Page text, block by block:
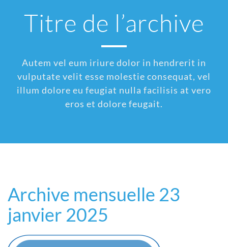
Titre de l’archive
Autem vel eum iriure dolor in hendrerit in
vulputate velit esse molestie consequat, vel
illum dolore eu feugiat nulla facilisis at vero
eros et dolore feugait.
Archive mensuelle 23
janvier 2025